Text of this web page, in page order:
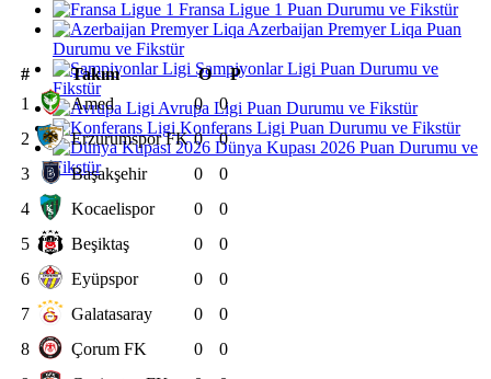
Fransa Ligue 1 Puan Durumu ve Fikstür
Azerbaijan Premyer Liqa Puan
Durumu ve Fikstür
Şampiyonlar Ligi Puan Durumu ve
Fikstür
Avrupa Ligi Puan Durumu ve Fikstür
Konferans Ligi Puan Durumu ve Fikstür
Dünya Kupası 2026 Puan Durumu ve
Fikstür
# Takım O
P
1
Amed 0
0
2
Erzurumspor FK 0
0
3
Başakşehir 0
0
4
Kocaelispor 0
0
5
Beşiktaş 0
0
6
Eyüpspor 0
0
7
Galatasaray 0
0
8
Çorum FK 0
0